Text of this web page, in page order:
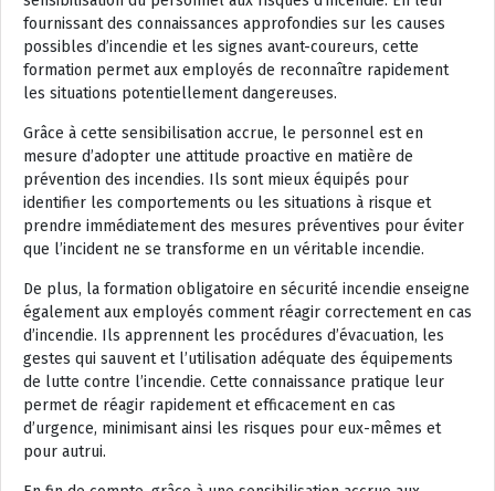
fournissant des connaissances approfondies sur les causes
possibles d’incendie et les signes avant-coureurs, cette
formation permet aux employés de reconnaître rapidement
les situations potentiellement dangereuses.
Grâce à cette sensibilisation accrue, le personnel est en
mesure d’adopter une attitude proactive en matière de
prévention des incendies. Ils sont mieux équipés pour
identifier les comportements ou les situations à risque et
prendre immédiatement des mesures préventives pour éviter
que l’incident ne se transforme en un véritable incendie.
De plus, la formation obligatoire en sécurité incendie enseigne
également aux employés comment réagir correctement en cas
d’incendie. Ils apprennent les procédures d’évacuation, les
gestes qui sauvent et l’utilisation adéquate des équipements
de lutte contre l’incendie. Cette connaissance pratique leur
permet de réagir rapidement et efficacement en cas
d’urgence, minimisant ainsi les risques pour eux-mêmes et
pour autrui.